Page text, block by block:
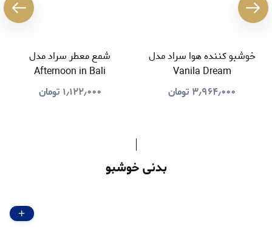
خوشبو کننده هوا سراد مدل
Vanila Dream
۳٫۹۶۴٫۰۰۰ تومان
شمع معطر سراد مدل
Afternoon in Bali
۱٫۱۲۲٫۰۰۰ تومان
بدنی خوشبو